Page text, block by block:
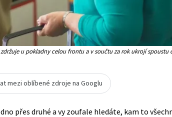
u pokladny celou frontu a v součtu za rok ukrojí spoustu
mezi oblíbené zdroje na Googlu
přes druhé a vy zoufale hledáte, kam to